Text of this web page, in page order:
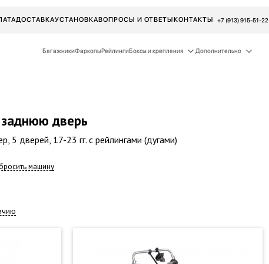
ДОСТАВКАУСТАНОВКАВОПРОСЫ И ОТВЕТЫКОНТАКТЫ +7 (913) 915-51-22
БагажникиФаркопыРейлингиБоксы и крепления Дополнительно
дверь
5 дверей, 17-23 гг. с рейлингами (дугами)
машину